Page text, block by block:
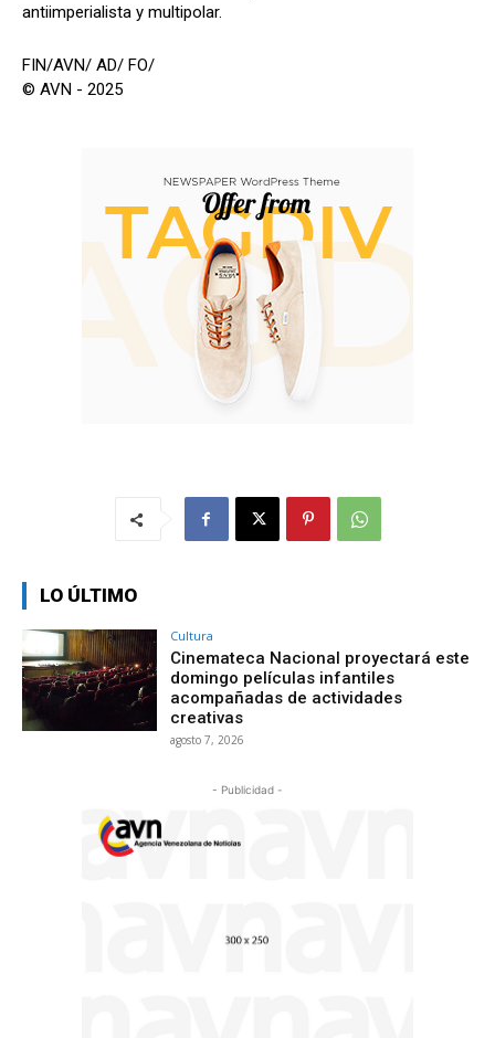
antiimperialista y multipolar.
FIN/AVN/ AD/ FO/
© AVN - 2025
LO ÚLTIMO
Cultura
Cinemateca Nacional proyectará este
domingo películas infantiles
acompañadas de actividades
creativas
agosto 7, 2026
- Publicidad -